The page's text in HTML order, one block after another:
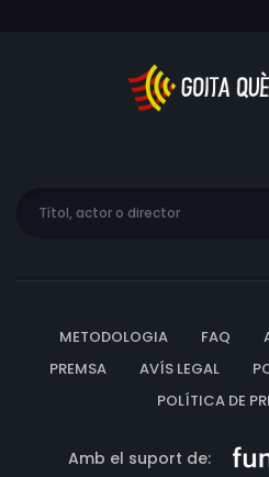
METODOLOGIA FAQ
PREMSA
AVÍS LEGAL
POLÍTICA DE
Amb el suport de: